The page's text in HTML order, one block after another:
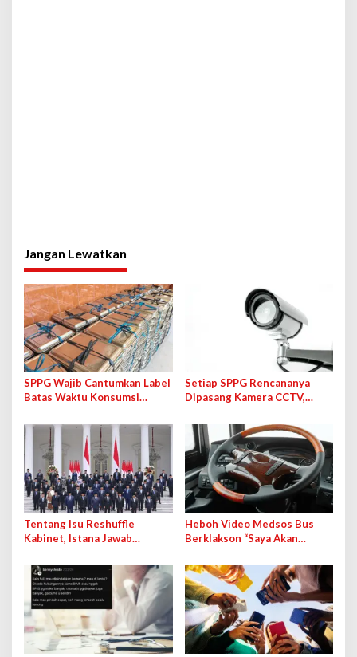
Jangan Lewatkan
SPPG Wajib Cantumkan Label
Batas Waktu Konsumsi
MBG
Setiap SPPG Rencananya
Dipasang Kamera CCTV,
ke BGN
Tentang Isu Reshuffle
Kabinet, Istana Jawab
Jabatan Kosong
Heboh Video Medsos Bus
Berklakson “Saya Akan
Klarifikasi